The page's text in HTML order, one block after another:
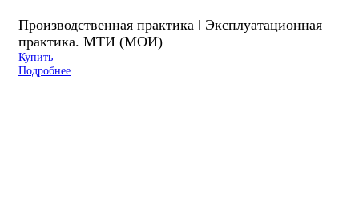
Производственная практика ǀ Эксплуатационная
практика. МТИ (МОИ)
Купить
Подробнее